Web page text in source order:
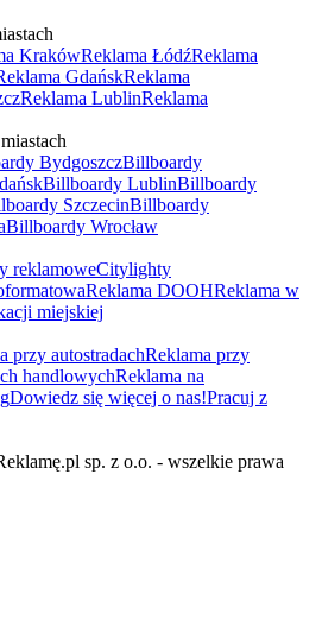
KrakówReklama ŁódźReklama
GdańskReklama
Reklama LublinReklama
BydgoszczBillboardy
Billboardy LublinBillboardy
SzczecinBillboardy
Billboardy Wrocław
reklamoweCitylighty
Reklama DOOHReklama w
miejskiej
przy autostradachReklama przy
handlowychReklama na
Dowiedz się więcej o nas!Pracuj z
sp. z o.o. - wszelkie prawa